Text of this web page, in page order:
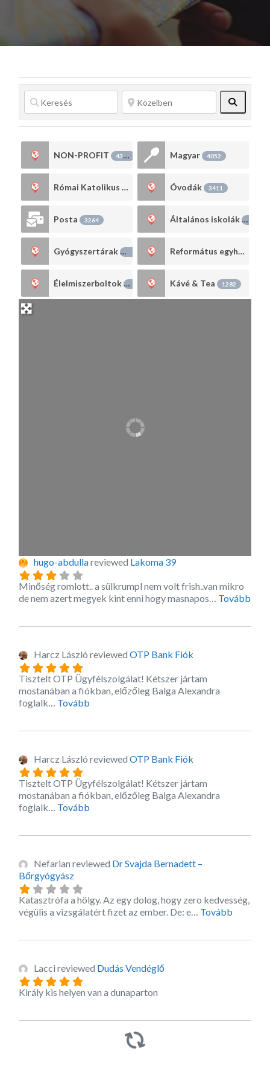
NON-PROFIT 4386 Magyar 4052
Római Katolikus egyház 3641Óvodák 3411
Posta 3264 Általános iskolák2943
Gyógyszertárak1421 Református egyház
Élelmiszerboltok1303 Kávé & Tea 1282
hugo-abdullareviewed Lakoma 39
Minőség romlott.. a sülkrumpl nem volt frish..van mikro
de nem azert megyek kint enni hogy masnapos… Tovább
Harcz László reviewed OTP Bank Fiók
Tisztelt OTP Ügyfélszolgálat! Kétszer jártam
mostanában a fiókban, előzőleg Balga Alexandra
foglalk… Tovább
Harcz László reviewed OTP Bank Fiók
Tisztelt OTP Ügyfélszolgálat! Kétszer jártam
mostanában a fiókban, előzőleg Balga Alexandra
foglalk… Tovább
Nefarian reviewed Dr Svajda Bernadett –
Bőrgyógyász
Katasztrófa a hölgy. Az egy dolog, hogy zero kedvesség,
végülis a vizsgálatért fizet az ember. De: e… Tovább
Lacci reviewed Dudás Vendéglő
Király kis helyen van a dunaparton